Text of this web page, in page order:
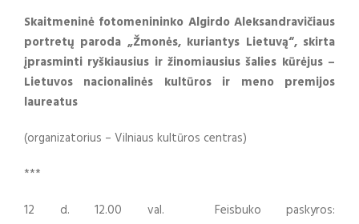
Skaitmeninė fotomenininko Algirdo Aleksandravičiaus
portretų paroda „Žmonės, kuriantys Lietuvą“, skirta
įprasminti ryškiausius ir žinomiausius šalies kūrėjus –
Lietuvos nacionalinės kultūros ir meno premijos
laureatus
(organizatorius – Vilniaus kultūros centras)
***
12 d. 12.00 val. Feisbuko paskyros: